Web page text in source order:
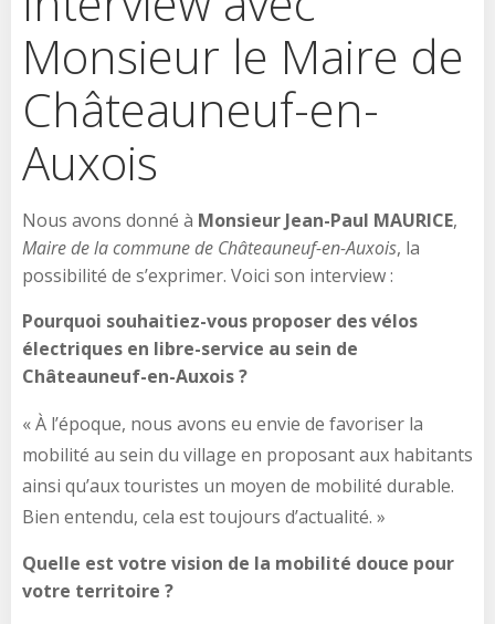
Monsieur le Maire de
Châteauneuf-en-
Auxois
Nous avons donné à Monsieur Jean-Paul MAURICE,
Maire de la commune de Châteauneuf-en-Auxois, la
possibilité de s’exprimer. Voici son interview :
Pourquoi souhaitiez-vous proposer des vélos
électriques en libre-service au sein de
Châteauneuf-en-Auxois ?
« À l’époque, nous avons eu envie de favoriser la
mobilité au sein du village en proposant aux habitants
ainsi qu’aux touristes un moyen de mobilité durable.
Bien entendu, cela est toujours d’actualité. »
Quelle est votre vision de la mobilité douce pour
votre territoire ?